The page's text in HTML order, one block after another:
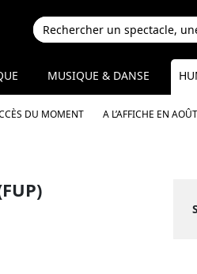
MUSIQUE & DANSE
DU MOMENT A L’AFFICHE EN AOÛT